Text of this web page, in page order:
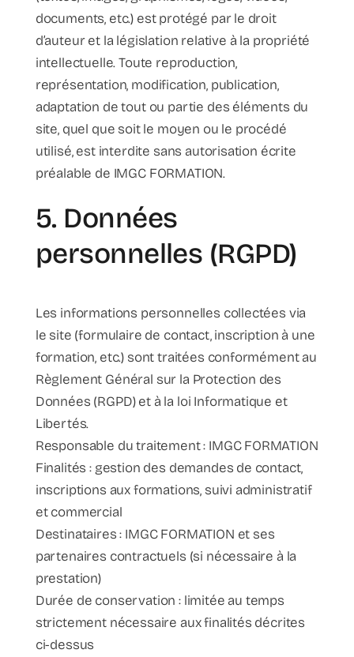
documents, etc.) est protégé par le droit
d’auteur et la législation relative à la propriété
intellectuelle. Toute reproduction,
représentation, modification, publication,
adaptation de tout ou partie des éléments du
site, quel que soit le moyen ou le procédé
utilisé, est interdite sans autorisation écrite
préalable de IMGC FORMATION.
5. Données
personnelles (RGPD)
Les informations personnelles collectées via
le site (formulaire de contact, inscription à une
formation, etc.) sont traitées conformément au
Règlement Général sur la Protection des
Données (RGPD) et à la loi Informatique et
Libertés.
Responsable du traitement : IMGC FORMATION
Finalités : gestion des demandes de contact,
inscriptions aux formations, suivi administratif
et commercial
Destinataires : IMGC FORMATION et ses
partenaires contractuels (si nécessaire à la
prestation)
Durée de conservation : limitée au temps
strictement nécessaire aux finalités décrites
ci-dessus